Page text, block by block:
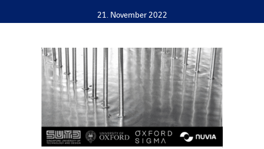
Nachrichten
Veröffentlichungen
Search
21. November 2022